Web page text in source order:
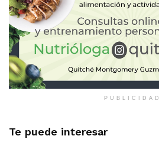
PUBLICIDAD
Te puede interesar